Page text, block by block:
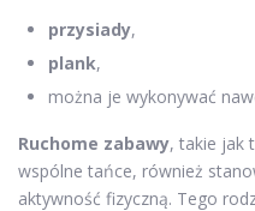
przysiady,
plank,
można je wykonywać
Ruchome zabawy, takie jak
wspólne tańce, również
aktywność fizyczną. Tego